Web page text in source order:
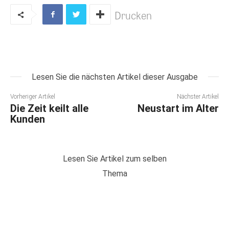
Drucken
Lesen Sie die nächsten Artikel dieser Ausgabe
Vorheriger Artikel
Die Zeit keilt alle
Kunden
Nächster Artikel
Neustart im Alter
Lesen Sie Artikel zum selben
Thema